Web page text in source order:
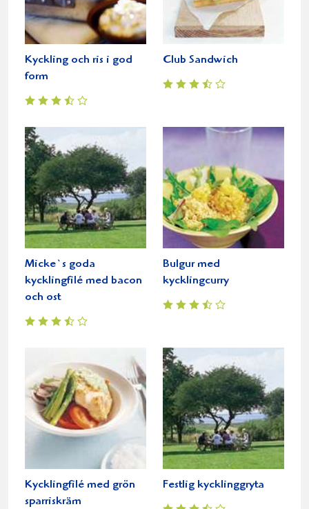
Kyckling och ris i god
form
Club Sandwich
Micke`s goda
kycklingfilé med bacon
och ost
Bulgur med
kycklingcurry
Kycklingfilé med grön
sparriskräm
Festlig kycklinggryta